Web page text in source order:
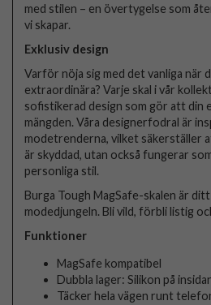
med stilen – en övertygelse som
vi skapar.
Exklusiv design
Varför nöja sig med det vanliga när
extraordinära? Varje skal i vår
sofistikerad design som gör att din
mängden. Våra designerfodral är
modetrenderna, vilket säkerställer
är skyddad, utan också fungerar
personliga stil.
Burga Tough MagSafe-skalen är
modedjungeln. Bli vild, förbli listig
Funktioner
MagSafe kompatibel
Dubbla lager: Silikon på
Täcker hela vägen runt